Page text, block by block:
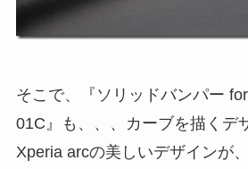
そこで、『ソリッドバンパー
01C』も、、、カーブを描くデ
Xperia arcの美しいデザインが